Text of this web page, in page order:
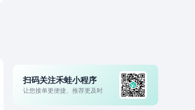
扫码关注禾蛙小程序
让您接单更便捷、推荐更及时